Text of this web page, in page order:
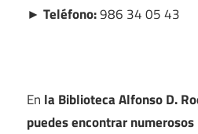
► Teléfono:986 34 05 43
En la Biblioteca Alfonso D.
puedes encontrar